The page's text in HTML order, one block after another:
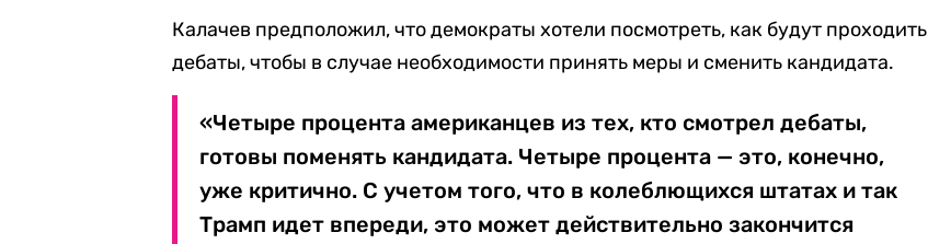
Калачев предположил, что демократы хотели посмотреть, как будут проходить
дебаты, чтобы в случае необходимости принять меры и сменить кандидата.
«Четыре процента американцев из тех, кто смотрел дебаты,
готовы поменять кандидата. Четыре процента — это, конечно,
уже критично. С учетом того, что в колеблющихся штатах и так
Трамп идет впереди, это может действительно закончится